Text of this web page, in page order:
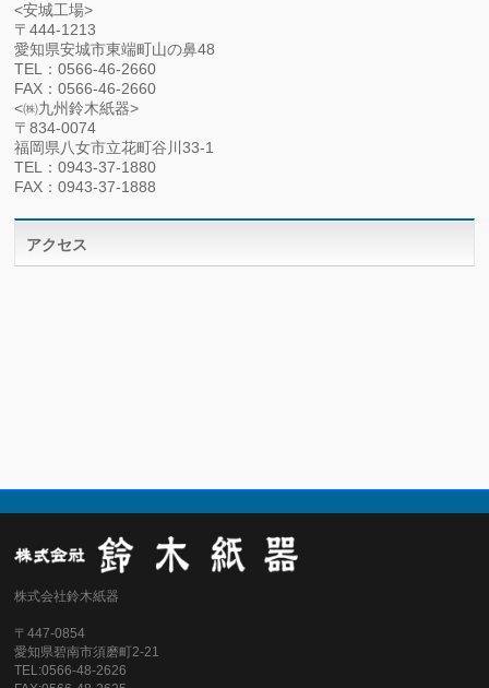
<安城工場>
〒444-1213
愛知県安城市東端町山の鼻48
TEL：0566-46-2660
FAX：0566-46-2660
<㈱九州鈴木紙器>
〒834-0074
福岡県八女市立花町谷川33-1
TEL：0943-37-1880
FAX：0943-37-1888
アクセス
株式会社鈴木紙器
〒447-0854
愛知県碧南市須磨町2-21
TEL:0566-48-2626